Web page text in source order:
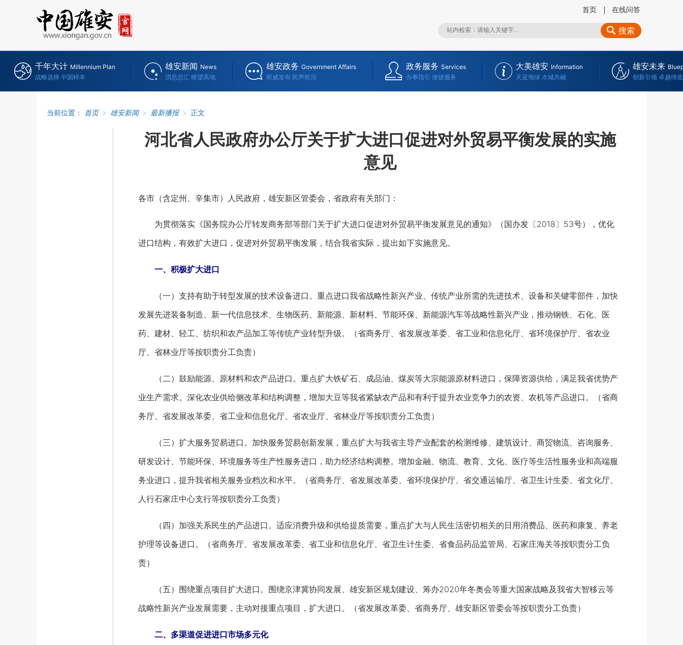
首页 在线问答
搜索
千年大计 Millennium Plan
战略选择 中国样本
雄安新闻 News
消息总汇 瞭望高地
雄安政务 Government Affairs
权威发布 民声前沿
政务服务 Services
办事指引 便捷服务
大美雄安 Information
天蓝地绿 水城共融
雄安未来
创新引领 卓越缔造
当前位置： 首页 > 雄安新闻 > 最新播报 > 正文
河北省人民政府办公厅关于扩大进口促进对外贸易平衡发展的实施
意见
各市（含定州、辛集市）人民政府，雄安新区管委会，省政府有关部门：
为贯彻落实《国务院办公厅转发商务部等部门关于扩大进口促进对外贸易平衡发展意见的通知》（国办发〔2018〕53号），优化
进口结构，有效扩大进口，促进对外贸易平衡发展，结合我省实际，提出如下实施意见。
一、积极扩大进口
（一）支持有助于转型发展的技术设备进口。重点进口我省战略性新兴产业、传统产业所需的先进技术、设备和关键零部件，加快
发展先进装备制造、新一代信息技术、生物医药、新能源、新材料、节能环保、新能源汽车等战略性新兴产业，推动钢铁、石化、医
药、建材、轻工、纺织和农产品加工等传统产业转型升级。（省商务厅、省发展改革委、省工业和信息化厅、省环境保护厅、省农业
厅、省林业厅等按职责分工负责）
（二）鼓励能源、原材料和农产品进口。重点扩大铁矿石、成品油、煤炭等大宗能源原材料进口，保障资源供给，满足我省优势产
业生产需求。深化农业供给侧改革和结构调整，增加大豆等我省紧缺农产品和有利于提升农业竞争力的农资、农机等产品进口。（省商
务厅、省发展改革委、省工业和信息化厅、省农业厅、省林业厅等按职责分工负责）
（三）扩大服务贸易进口。加快服务贸易创新发展，重点扩大与我省主导产业配套的检测维修、建筑设计、商贸物流、咨询服务、
研发设计、节能环保、环境服务等生产性服务进口，助力经济结构调整。增加金融、物流、教育、文化、医疗等生活性服务业和高端服
务业进口，提升我省相关服务业档次和水平。（省商务厅、省发展改革委、省环境保护厅、省交通运输厅、省卫生计生委、省文化厅、
人行石家庄中心支行等按职责分工负责）
（四）加强关系民生的产品进口。适应消费升级和供给提质需要，重点扩大与人民生活密切相关的日用消费品、医药和康复、养老
护理等设备进口。（省商务厅、省发展改革委、省工业和信息化厅、省卫生计生委、省食品药品监管局、石家庄海关等按职责分工负
责）
（五）围绕重点项目扩大进口。围绕京津冀协同发展、雄安新区规划建设、筹办2020年冬奥会等重大国家战略及我省大智移云等
战略性新兴产业发展需要，主动对接重点项目，扩大进口。（省发展改革委、省商务厅、雄安新区管委会等按职责分工负责）
二、多渠道促进进口市场多元化